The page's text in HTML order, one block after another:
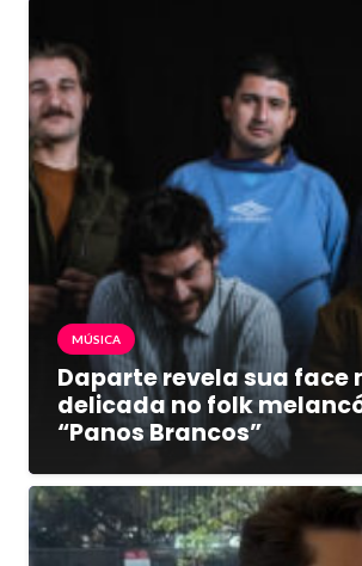
MÚSICA
Daparte revela sua face
delicada no folk
“Panos Brancos”